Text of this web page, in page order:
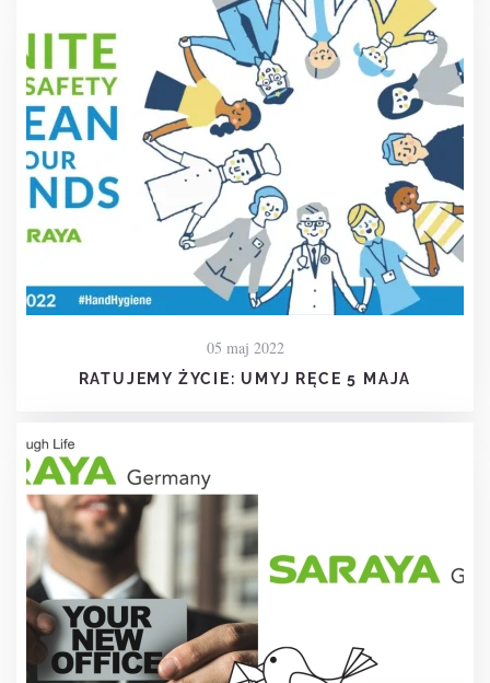
05 maj 2022
RATUJEMY ŻYCIE: UMYJ RĘCE 5 MAJA